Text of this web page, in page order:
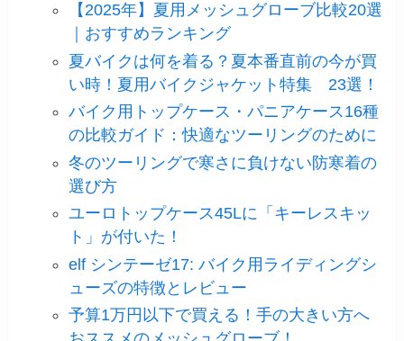
【2025年】夏用メッシュグローブ比較20選
｜おすすめランキング
夏バイクは何を着る？夏本番直前の今が買
い時！夏用バイクジャケット特集 23選！
バイク用トップケース・パニアケース16種
の比較ガイド：快適なツーリングのために
冬のツーリングで寒さに負けない防寒着の
選び方
ユーロトップケース45Lに「キーレスキッ
ト」が付いた！
elf シンテーゼ17: バイク用ライディングシ
ューズの特徴とレビュー
予算1万円以下で買える！手の大きい方へ